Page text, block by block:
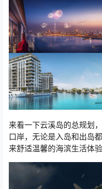
来看一下云溪岛的总规划
口岸，无论是入岛和出岛
来舒适温馨的海滨生活体验